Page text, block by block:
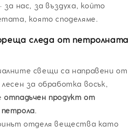
за нас, за въздуха, който
която споделяме.
следа от петролната
свещи са направени от
за обработка восък,
отпадъчен продукт от
.
отделя вещества като